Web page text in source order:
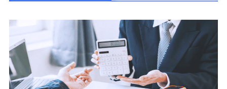
■少額短期保険
株式会社アシロ少額短期保険 (https://kailash.co.jp/)
SBIいきいき少額短期保険会社 (https://www.i-
sedai.com/)
SBIペット少額短期保険株式会社 (https://www.sbipet-